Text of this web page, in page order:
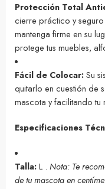
Protección Total
cierre práctico y
mantenga firme en su
protege tus muebles,
Fácil de Colocar:Su
quitarlo en cuestión de
mascota y facilitando tu
Especificaciones
Talla:L . Nota: Te
de tu mascota en